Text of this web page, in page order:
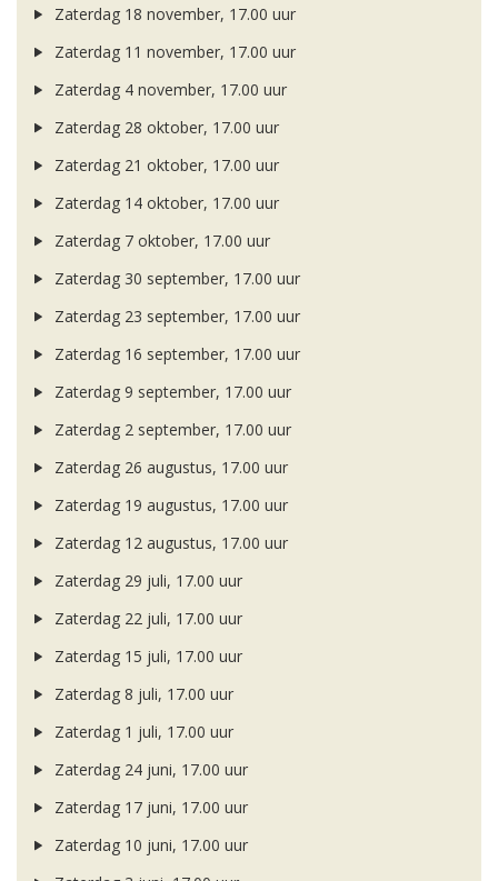
Zaterdag 18 november, 17.00 uur
Zaterdag 11 november, 17.00 uur
Zaterdag 4 november, 17.00 uur
Zaterdag 28 oktober, 17.00 uur
Zaterdag 21 oktober, 17.00 uur
Zaterdag 14 oktober, 17.00 uur
Zaterdag 7 oktober, 17.00 uur
Zaterdag 30 september, 17.00 uur
Zaterdag 23 september, 17.00 uur
Zaterdag 16 september, 17.00 uur
Zaterdag 9 september, 17.00 uur
Zaterdag 2 september, 17.00 uur
Zaterdag 26 augustus, 17.00 uur
Zaterdag 19 augustus, 17.00 uur
Zaterdag 12 augustus, 17.00 uur
Zaterdag 29 juli, 17.00 uur
Zaterdag 22 juli, 17.00 uur
Zaterdag 15 juli, 17.00 uur
Zaterdag 8 juli, 17.00 uur
Zaterdag 1 juli, 17.00 uur
Zaterdag 24 juni, 17.00 uur
Zaterdag 17 juni, 17.00 uur
Zaterdag 10 juni, 17.00 uur